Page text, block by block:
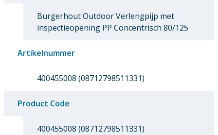
Burgerhout Outdoor Verlengpijp met
inspectieopening PP Concentrisch 80/125
Artikelnummer
400455008 (08712798511331)
Product Code
400455008 (08712798511331)